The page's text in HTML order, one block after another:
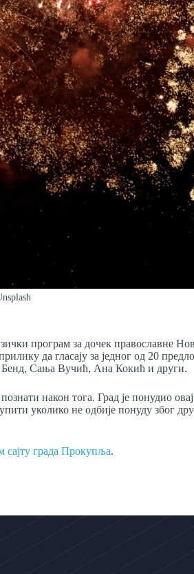
програм за дочек православне
да гласају за једног од 20
Бенд, Сања Вучић, Ана Кокић и други.
након тога. Град је понудио
уколико не одбије понуду због
сајту града Прокупља.